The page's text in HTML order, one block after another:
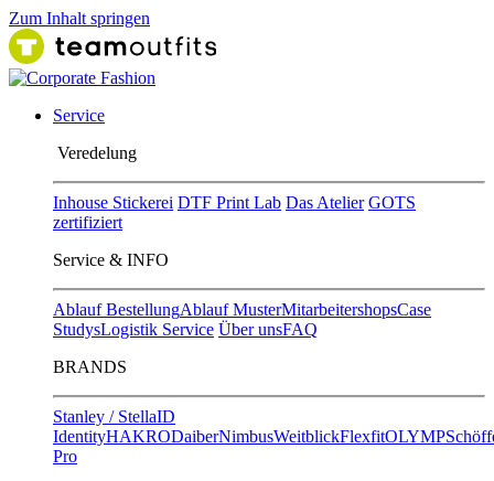
Zum Inhalt springen
Service
Ver​edelung
Inhouse Stickerei DTF Print Lab Das Atelier GOTS
zertifiziert
Service & INFO
Ablauf BestellungAblauf MusterMitarbeitershopsCase
StudysLogistik Service Über unsFAQ
BRANDS
Stanley / StellaID
IdentityHAKRODaiberNimbusWeitblickFlexfitOLYMP
Pro